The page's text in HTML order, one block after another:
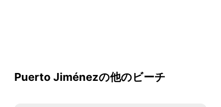
Puerto Jiménezの他のビーチ